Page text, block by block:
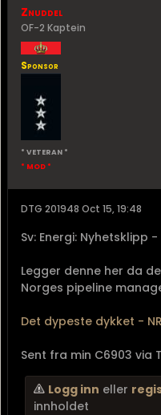
Znuddel
OF-2 Kaptein
Sponsor
* VETERAN *
* MOD *
DTG 201948 Oct 15, 19:48
Sv: Energi: Nyhetsklipp
Legger denne her da
Norges pipeline
Det dypeste dykket -
Sent fra min C6903 via
Logg inn eller
innholdet